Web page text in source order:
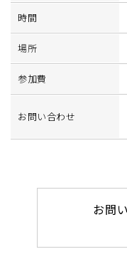
時間
場所
参加費
お問い合わせ
お問